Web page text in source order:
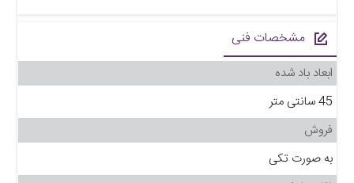
مشخصات فنی
ابعاد باد شده
45 سانتی متر
فروش
به صورت تکی